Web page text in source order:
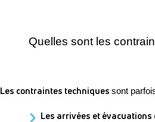
Quelles sont les
Les contraintes techniques sont
Les arrivées et évacuations